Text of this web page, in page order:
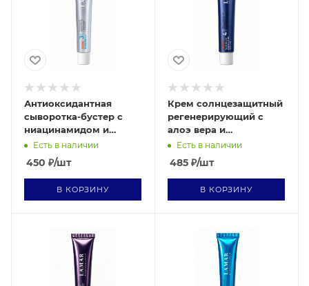
Антиоксидантная
сыворотка-бустер с
ниацинамидом и
витамином С BOOSTER
C+ 10 мл
Есть в наличии
450 ₽/шт
В КОРЗИНУ
Крем солнцезащитный
регенерирующий с
алоэ вера и
пантенолом SUN MULTI
PROTECTOR SPF 70 +, 10
мл
Есть в наличии
485 ₽/шт
В КОРЗИНУ